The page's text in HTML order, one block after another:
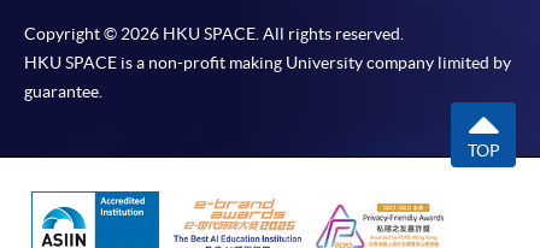
Copyright © 2026 HKU SPACE. All rights reserved.
HKU SPACE is a non-profit making University company limited by
guarantee.
TOP